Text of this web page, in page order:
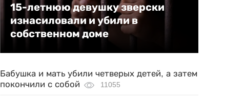
15-летнюю девушку зверски
изнасиловали и убили в
собственном доме
Бабушка и мать убили четверых детей, а затем
покончили с собой
11055